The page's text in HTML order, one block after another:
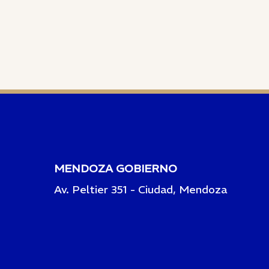
MENDOZA GOBIERNO
Av. Peltier 351 - Ciudad, Mendoza